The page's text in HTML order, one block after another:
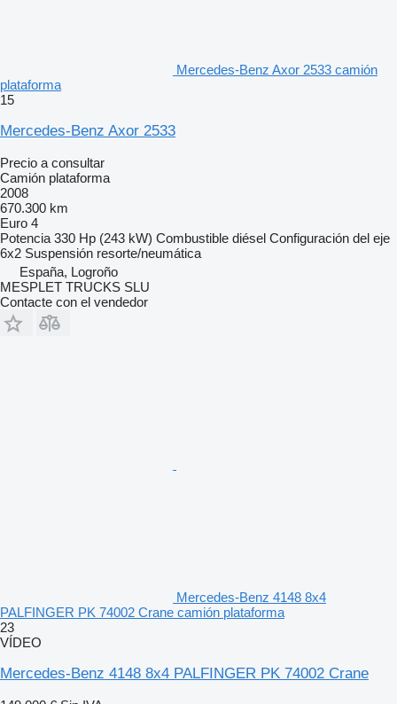
Mercedes-Benz Axor 2533 camión
plataforma
15
Mercedes-Benz Axor 2533
Precio a consultar
Camión plataforma
2008
670.300 km
Euro 4
Potencia 330 Hp (243 kW) Combustible diésel Configuración del eje
6x2 Suspensión resorte/neumática
España, Logroño
MESPLET TRUCKS SLU
Contacte con el vendedor
Mercedes-Benz 4148 8x4
PALFINGER PK 74002 Crane camión plataforma
23
VÍDEO
Mercedes-Benz 4148 8x4 PALFINGER PK 74002 Crane